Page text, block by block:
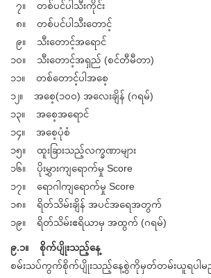
၇။ တစ်ပင်ပါသီးကိုင်း
၈။ တစ်ပင်ပါသီးတောင့်
၉။ သီးတောင့်အရောင်
၁၀။ သီးတောင့်အရှည် (စင်တီမီတာ)
၁၁။ တစ်တောင့်ပါအစေ့
၁၂။ အစေ့(၁၀၀) အလေးချိန် (ဂရမ်)
၁၃။ အစေ့အရောင်
၁၄။ အစေ့ပုံစံ
၁၅။ ထူးခြားသည့်လက္ခဏာများ
၁၆။ ပိုးမွှားကျရောက်မှု Score
၁၇။ ရောဂါကျရောက်မှု Score
၁၈။ ရိတ်သိမ်းချိန် အပင်အရေအတွက်
၁၉။ ရိတ်သိမ်းဧရိယာမှ အထွက် (ဂရမ်)
၉.၁။ စိုက်ပျိုးသည့်နေ့
စမ်းသပ်ကွက်စိုက်ပျိုးသည့်နေ့စွဲကိုမှတ်တမ်းယူရပါမ